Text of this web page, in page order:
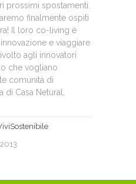
prossimi spostamenti.
finalmente ospiti
Il loro co-living è
e viaggiare
agli innovatori
che vogliano
comunità di
Casa Netural,